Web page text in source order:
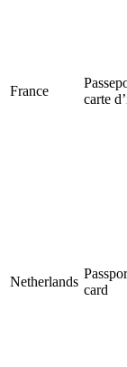
France
carte
Netherlands
card